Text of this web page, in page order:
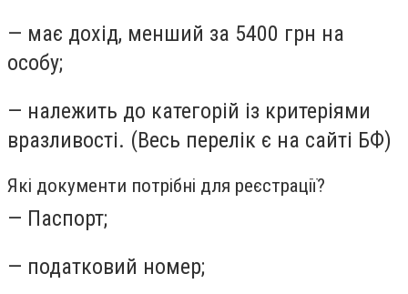
— має дохід, менший за 5400 грн на
особу;
— належить до категорій із критеріями
вразливості. (Весь перелік є на сайті БФ)
Які документи потрібні для реєстрації?
— Паспорт;
— податковий номер;